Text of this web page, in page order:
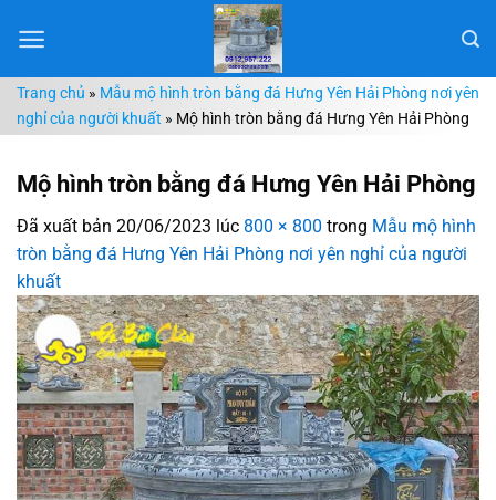
đến
dungTrang chủ » Mẫu mộ hình tròn bằng đá Hưng Yên Hải Phòng nơi yên
nghỉ của người khuất » Mộ hình tròn bằng đá Hưng Yên Hải Phòng
Mộ hình tròn bằng đá Hưng Yên Hải Phòng
Đã xuất bản 20/06/2023 lúc 800 × 800 trong Mẫu mộ hình
tròn bằng đá Hưng Yên Hải Phòng nơi yên nghỉ của người
khuất